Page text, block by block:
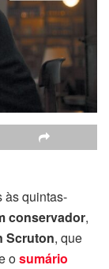
às quintas-
conservador,
Scruton, que
osumário